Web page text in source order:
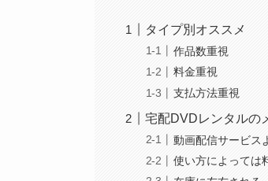
タイプ別オススメ
作品数重視
料金重視
支払方法重視
宅配DVDレンタルの
動画配信サービス
使い方によっては